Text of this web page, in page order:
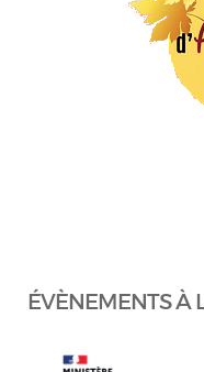
ÉVÈNEMENTS À